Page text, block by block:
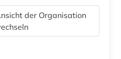
der Organisation